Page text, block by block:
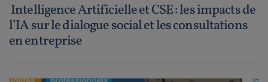
Intelligence Artificielle et CSE : les impacts de
l’IA sur le dialogue social et les consultations
en entreprise